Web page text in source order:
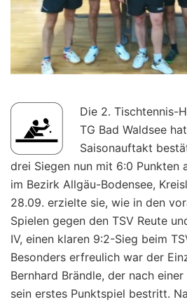
Die 2. Tischtennis-
TG Bad Waldsee
Saisonauftakt
drei Siegen nun mit 6:0 Punkten
im Bezirk Allgäu-Bodensee,
28.09. erzielte sie, wie in den
Spielen gegen den TSV Reute
IV, einen klaren 9:2-Sieg beim
Besonders erfreulich war der
Bernhard Brändle, der nach
sein erstes Punktspiel bestritt.